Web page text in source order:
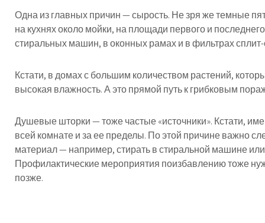
Одна из главных причин — сырость. Не зря же темные
на кухнях около мойки, на площади первого и
стиральных машин, в оконных рамах и в фильтрах
Кстати, в домах с большим количеством растений,
высокая влажность. А это прямой путь к грибковым
Душевые шторки — тоже частые «источники». Кстати,
всей комнате и за ее пределы. По этой причине важно
материал — например, стирать в стиральной машине
Профилактические мероприятия поизбавлению тоже
позже.